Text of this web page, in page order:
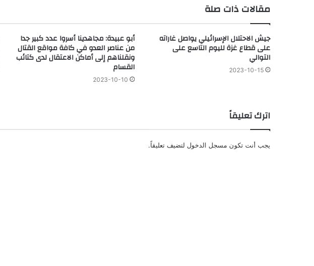
مقالات ذات صلة
جيش الاحتلال الإسرائيلي يواصل غاراته
على قطاع غزة لليوم التاسع على
التوالي
2023-10-15
أبو عبيدة: مجاهدينا أسروا عدد كبير جدا
من عناصر العدو في كافة مواقع القتال
ونقلناهم إلى أماكن الاعتقال لدى كتائب
القسام
2023-10-10
اترك تعليقاً
يجب أنت تكون مسجل الدخول لتضيف تعليقاً.